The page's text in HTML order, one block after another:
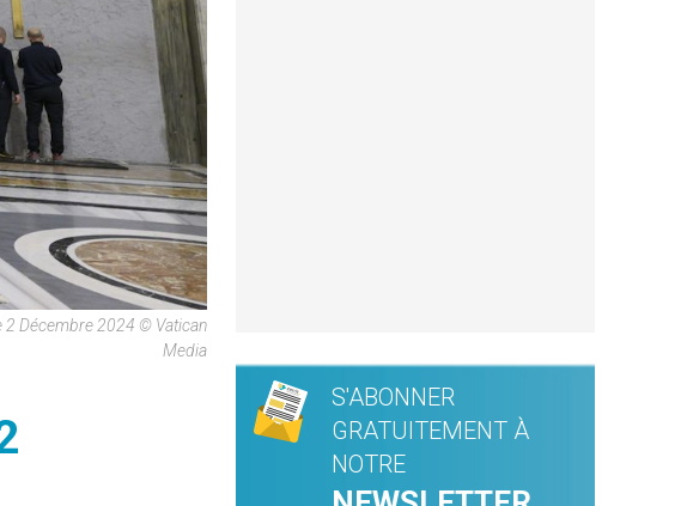
2 Décembre 2024 © Vatican
Media
S'ABONNER
GRATUITEMENT À
NOTRE